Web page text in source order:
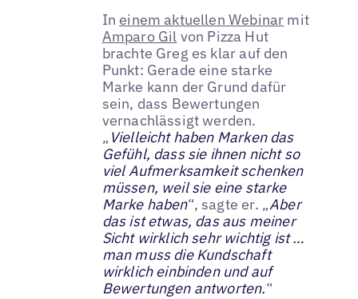
In einem aktuellen Webinar mit
Amparo Gil von Pizza Hut
brachte Greg es klar auf den
Punkt: Gerade eine starke
Marke kann der Grund dafür
sein, dass Bewertungen
vernachlässigt werden.
„ Vielleicht haben Marken das
Gefühl, dass sie ihnen nicht so
viel Aufmerksamkeit schenken
müssen, weil sie eine starke
Marke haben“, sagte er. „Aber
das ist etwas, das aus meiner
Sicht wirklich sehr wichtig ist …
man muss die Kundschaft
wirklich einbinden und auf
Bewertungen antworten.“